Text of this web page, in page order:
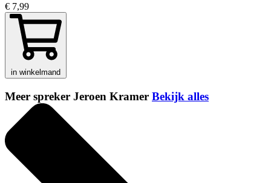
€ 7,99
in winkelmand
Meer spreker Jeroen Kramer Bekijk alles